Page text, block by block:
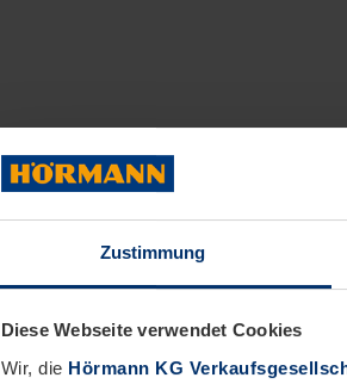
Zustimmung
Diese Webseite verwendet Cookies
Wir, die Hörmann KG